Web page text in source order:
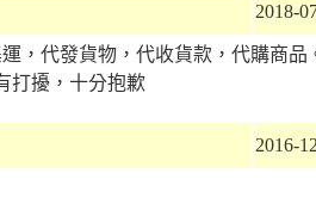
2018-
，代發貨物，代收貨款，代購商品
打擾，十分抱歉
2016-